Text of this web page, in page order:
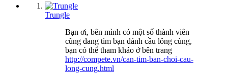
Trungle
Bạn ơi, bên mình có một số thành viên
cũng đang tìm bạn đánh cầu lông cùng,
bạn có thể tham khảo ở bên trang
http://compete.vn/can-tim-ban-choi-cau-
long-cung.html